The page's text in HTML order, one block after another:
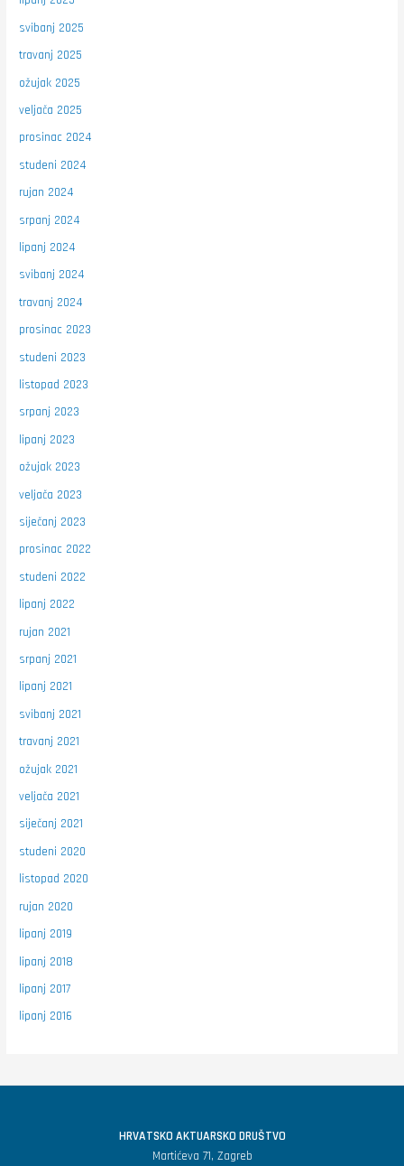
svibanj 2025
travanj 2025
ožujak 2025
veljača 2025
prosinac 2024
studeni 2024
rujan 2024
srpanj 2024
lipanj 2024
svibanj 2024
travanj 2024
prosinac 2023
studeni 2023
listopad 2023
srpanj 2023
lipanj 2023
ožujak 2023
veljača 2023
siječanj 2023
prosinac 2022
studeni 2022
lipanj 2022
rujan 2021
srpanj 2021
lipanj 2021
svibanj 2021
travanj 2021
ožujak 2021
veljača 2021
siječanj 2021
studeni 2020
listopad 2020
rujan 2020
lipanj 2019
lipanj 2018
lipanj 2017
lipanj 2016
HRVATSKO AKTUARSKO DRUŠTVO
Martićeva 71, Zagreb